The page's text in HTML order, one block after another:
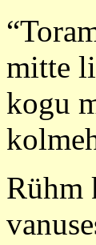
mitte
kogu
Rühm